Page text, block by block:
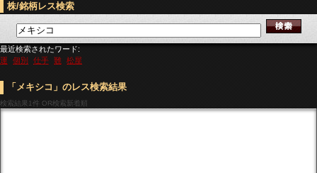
株/銘柄レス検索
最近検索されたワード:
運 個別 仕手 難 松屋
「メキシコ」のレス検索結果
検索結果1件 OR検索新着順